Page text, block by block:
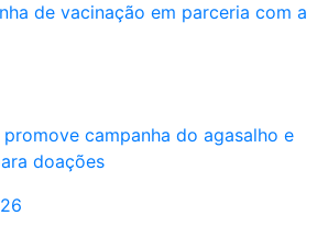
de vacinação em parceria com a
campanha do agasalho e
doações